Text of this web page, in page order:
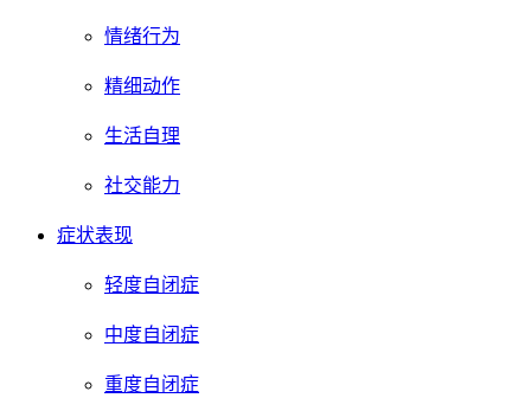
情绪行为
精细动作
生活自理
社交能力
症状表现
轻度自闭症
中度自闭症
重度自闭症